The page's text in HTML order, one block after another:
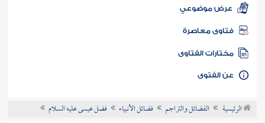
الفتاوى الحية
عرض موضوعي
فتاوى معاصرة
مختارات الفتاوى
الفتوى
الرئيسية الفضائل والتراجم فضائل الأنبياء فضل عيسى عليه السلام